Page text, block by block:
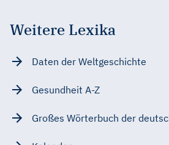
Weitere Lexika
Daten der Weltgeschichte
Gesundheit A-Z
Großes Wörterbuch der